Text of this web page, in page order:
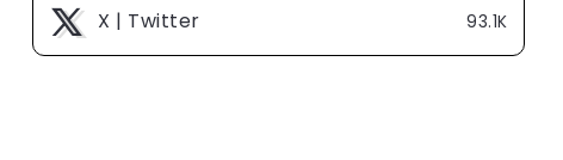
X | Twitter 93.1K